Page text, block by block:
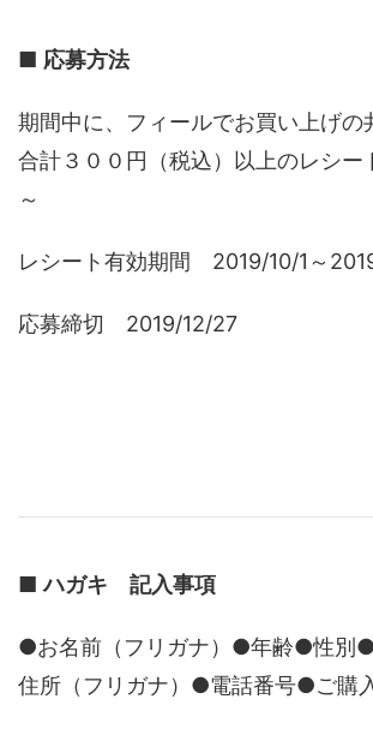
■ 応募方法
期間中に、フィールでお買い上げの
合計３００円（税込）以上のレシー
～
レシート有効期間 2019/10/1～
応募締切 2019/12/27
■ハガキ 記入事項
●お名前（フリガナ）●年齢●性別
住所（フリガナ）●電話番号●ご購